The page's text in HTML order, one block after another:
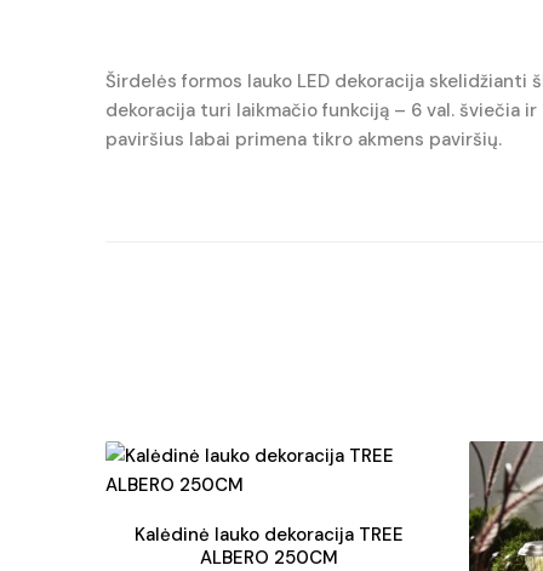
Širdelės formos lauko LED dekoracija
dekoracija turi laikmačio funkciją – 6 val. šviečia
paviršius labai primena tikro akmens paviršių.
Kalėdinė lauko dekoracija TREE
ALBERO 250CM